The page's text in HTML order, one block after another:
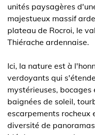
unités paysagères
majestueux massif
plateau de Rocroi, le
Thiérache ardennaise.
Ici, la nature est à
verdoyants qui
mystérieuses, bocages
baignées de soleil,
escarpements rocheux
diversité de